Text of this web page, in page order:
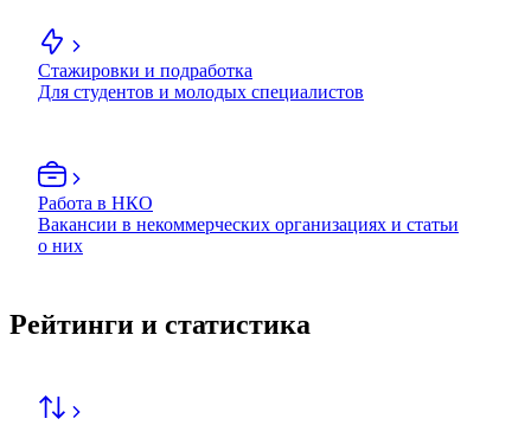
Стажировки и подработка
Для студентов и молодых специалистов
Работа в НКО
Вакансии в некоммерческих организациях и статьи
о них
Рейтинги и статистика